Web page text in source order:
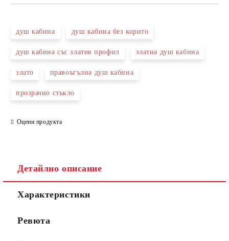
Ние ще се свържем с вас в рамките на работния ден.
душ кабина душ кабина без корито
душ кабина със златен профил златна душ кабина
злато правоъгълна душ кабина
прозрачно стъкло
Оцени продукта
Детайлно описание
Характеристики
Ревюта